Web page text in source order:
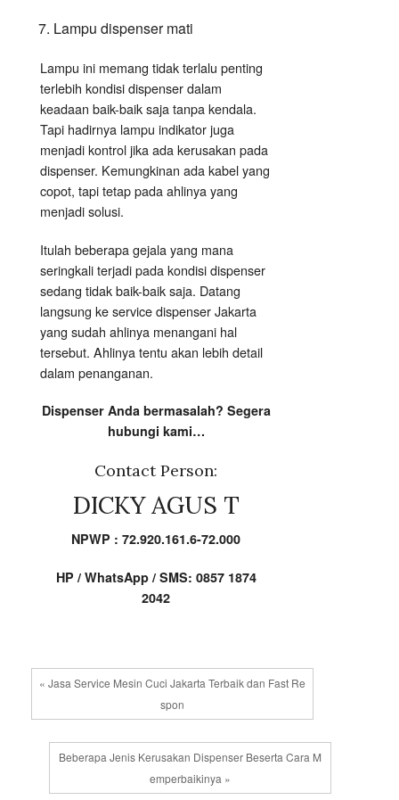
Lampu dispenser mati
Lampu ini memang tidak terlalu penting
terlebih kondisi dispenser dalam
keadaan baik-baik saja tanpa kendala.
Tapi hadirnya lampu indikator juga
menjadi kontrol jika ada kerusakan pada
dispenser. Kemungkinan ada kabel yang
copot, tapi tetap pada ahlinya yang
menjadi solusi.
Itulah beberapa gejala yang mana
seringkali terjadi pada kondisi dispenser
sedang tidak baik-baik saja. Datang
langsung ke service dispenser Jakarta
yang sudah ahlinya menangani hal
tersebut. Ahlinya tentu akan lebih detail
dalam penanganan.
Dispenser Anda bermasalah? Segera
hubungi kami…
Contact Person:
DICKY AGUS T
NPWP : 72.920.161.6-72.000
HP / WhatsApp / SMS: 0857 1874
2042
« Jasa Service Mesin Cuci Jakarta Terbaik dan Fast Re
spon
Beberapa Jenis Kerusakan Dispenser Beserta Cara M
emperbaikinya »